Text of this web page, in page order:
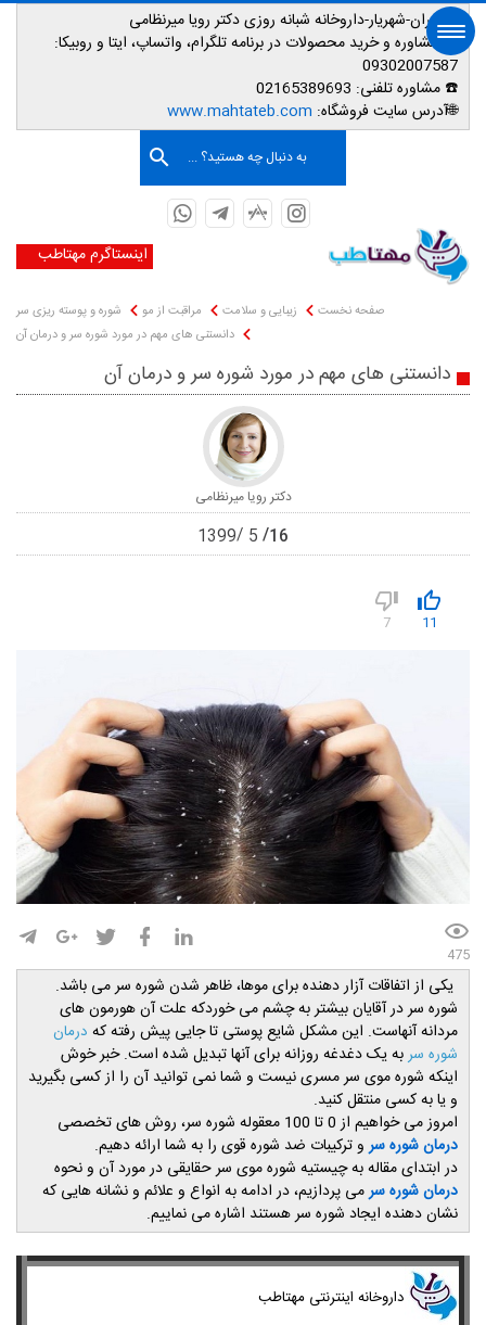
📌تهران-شهریار-داروخانه شبانه روزی دکتر رویا میرنظامی
📱مشاوره و خرید محصولات در برنامه تلگرام، واتساپ، ایتا و روبیکا:
09302007587
☎️ مشاوره تلفنی:
🌐آدرس سایت فروشگاه: www.mahtateb.com
به دنبال چه هستید؟ ...
اینستاگرم مهتاطب
صفحه نخست زیبایی و سلامت مراقبت از مو
شوره و پوسته ریزی سر
دانستنی های مهم در مورد شوره سر و درمان آن
دانستنی های مهم در مورد شوره سر و درمان آن
دکتر رویا میرنظامی
16
5
1399
11
7
475
یکی از اتفاقات آزار دهنده برای موها، ظاهر شدن شوره سر می باشد.
شوره سر در آقایان بیشتر به چشم می خوردکه علت آن هورمون های
مردانه آنهاست. این مشکل شایع پوستی تا جایی پیش رفته که درمان
شوره سربه یک دغدغه روزانه برای آنها تبدیل شده است. خبر خوش
اینکه شوره موی سر مسری نیست و شما نمی توانید آن را از کسی بگیرید
و یا به کسی منتقل کنید.
امروز می خواهیم از 0 تا 100 معقوله شوره سر، روش های تخصصی
درمان شوره سرو ترکیبات ضد شوره قوی را به شما ارائه دهیم.
در ابتدای مقاله به چیستیه شوره موی سر حقایقی در مورد آن و نحوه
درمان شوره سرمی پردازیم، در ادامه به انواع و علائم و نشانه هایی که
نشان دهنده ایجاد شوره سر هستند اشاره می نماییم.
​داروخانه اینترنتی مهتاطب